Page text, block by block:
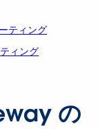
ティング
ィング
の